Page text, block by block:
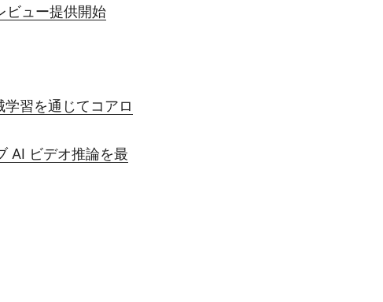
ビュー提供開始
習を通じてコアロ
AI ビデオ推論を最